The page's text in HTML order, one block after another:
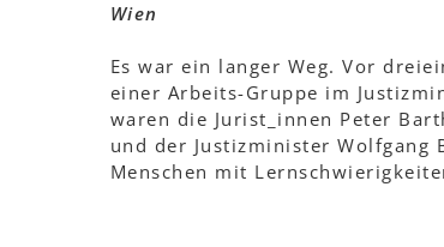
Wien
Es war ein langer Weg. Vor
einer Arbeits-Gruppe im
waren die Jurist_innen Peter
und der Justizminister Wolfgang
Menschen mit